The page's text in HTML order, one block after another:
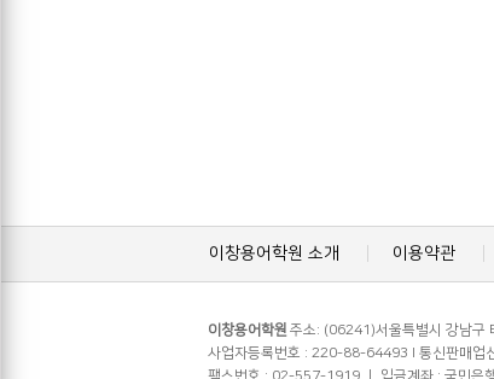
이창용어학원 소개 이용약관
이창용어학원 주소: (06241)서울특별시 강남구
사업자등록번호 : 220-88-64493 l 통신판매업
팩스번호 : 02-557-1919 ㅣ 입금계좌 : 국민